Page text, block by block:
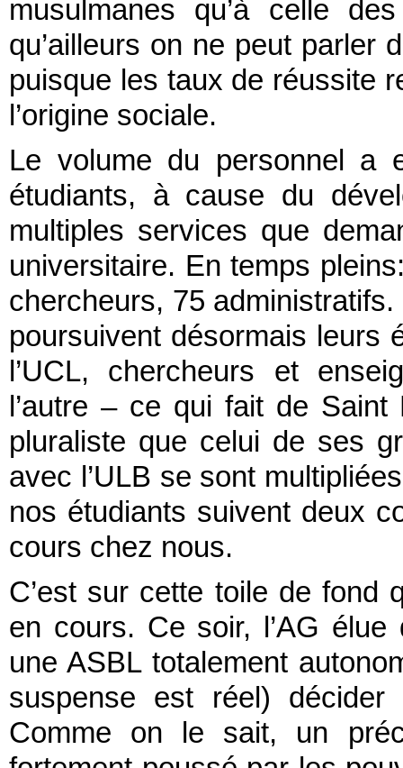
musulmanes qu’à celle
qu’ailleurs on ne peut parler
puisque les taux de réussite
l’origine sociale.
Le volume du personnel a
étudiants, à cause du
multiples services que
universitaire. En temps
chercheurs, 75
poursuivent désormais leurs
l’UCL, chercheurs et
l’autre – ce qui fait de
pluraliste que celui de ses
avec l’ULB se sont
nos étudiants suivent deux
cours chez nous.
C’est sur cette toile de fond
en cours. Ce soir, l’AG
une ASBL totalement
suspense est réel)
Comme on le sait, un